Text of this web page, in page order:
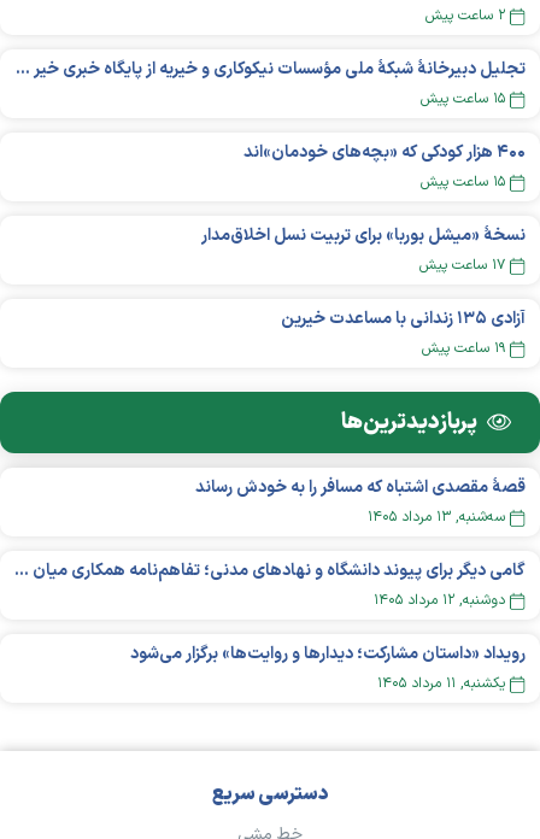
۲ ساعت پیش
تجلیل دبیرخانۀ شبکۀ ملی مؤسسات نیکوکاری و خیریه از پایگاه خبری خیر ایران
۱۵ ساعت پیش
۴۰۰ هزار کودکی که «بچه‌های خودمان»‌اند
۱۵ ساعت پیش
نسخهٔ «میشل بوربا» برای تربیت نسل اخلاق‌مدار
۱۷ ساعت پیش
آزادی ۱۳۵ زندانی با مساعدت خیرین
۱۹ ساعت پیش
پربازدید‌ترین‌ها
قصهٔ مقصدی اشتباه که مسافر را به خودش رساند
سه‌شنبه, ۱۳ مرداد ۱۴۰۵
گامی دیگر برای پیوند دانشگاه و نهادهای مدنی؛ تفاهم‌نامه همکاری میان «شبکه ملی» و «دانشگاه هنر ایران» منعقد شد
دوشنبه, ۱۲ مرداد ۱۴۰۵
رویداد «داستان مشارکت؛ دیدار‌ها و روایت‌ها» برگزار می‌شود
يکشنبه, ۱۱ مرداد ۱۴۰۵
دسترسی سریع